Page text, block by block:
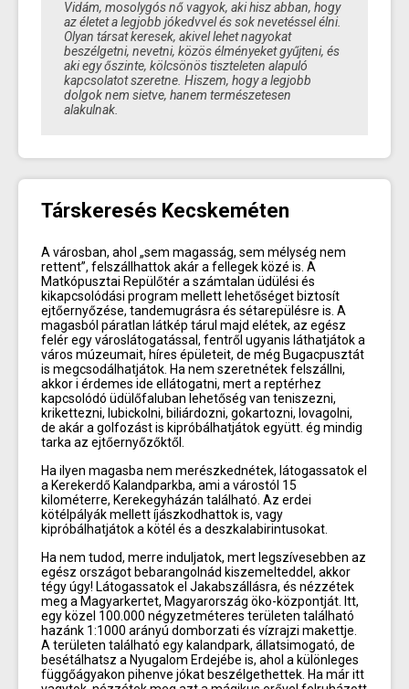
Vidám, mosolygós nő vagyok, aki hisz abban, hogy
az életet a legjobb jókedvvel és sok nevetéssel élni.
Olyan társat keresek, akivel lehet nagyokat
beszélgetni, nevetni, közös élményeket gyűjteni, és
aki egy őszinte, kölcsönös tiszteleten alapuló
kapcsolatot szeretne. Hiszem, hogy a legjobb
dolgok nem sietve, hanem természetesen
alakulnak.
Társkeresés Kecskeméten
A városban, ahol „sem magasság, sem mélység nem
rettent”, felszállhattok akár a fellegek közé is. A
Matkópusztai Repülőtér a számtalan üdülési és
kikapcsolódási program mellett lehetőséget biztosít
ejtőernyőzése, tandemugrásra és sétarepülésre is. A
magasból páratlan látkép tárul majd elétek, az egész
felér egy városlátogatással, fentről ugyanis láthatjátok a
város múzeumait, híres épületeit, de még Bugacpusztát
is megcsodálhatjátok. Ha nem szeretnétek felszállni,
akkor i érdemes ide ellátogatni, mert a reptérhez
kapcsolódó üdülőfaluban lehetőség van teniszezni,
krikettezni, lubickolni, biliárdozni, gokartozni, lovagolni,
de akár a golfozást is kipróbálhatjátok együtt. ég mindig
tarka az ejtőernyőzőktől.
Ha ilyen magasba nem merészkednétek, látogassatok el
a Kerekerdő Kalandparkba, ami a várostól 15
kilométerre, Kerekegyházán található. Az erdei
kötélpályák mellett íjászkodhattok is, vagy
kipróbálhatjátok a kötél és a deszkalabirintusokat.
Ha nem tudod, merre induljatok, mert legszívesebben az
egész országot bebarangolnád kiszemelteddel, akkor
tégy úgy! Látogassatok el Jakabszállásra, és nézzétek
meg a Magyarkertet, Magyarország öko-központját. Itt,
egy közel 100.000 négyzetméteres területen található
hazánk 1:1000 arányú domborzati és vízrajzi makettje.
A területen található egy kalandpark, állatsimogató, de
besétálhatsz a Nyugalom Erdejébe is, ahol a különleges
függőágyakon pihenve jókat beszélgethettek. Ha már itt